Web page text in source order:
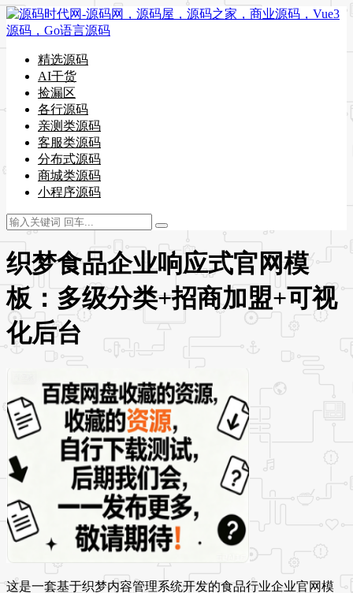
精选源码
AI干货
捡漏区
各行源码
亲测类源码
客服类源码
分布式源码
商城类源码
小程序源码
织梦食品企业响应式官网模
板：多级分类+招商加盟+可视
化后台
这是一套基于织梦内容管理系统开发的食品行业企业官网模